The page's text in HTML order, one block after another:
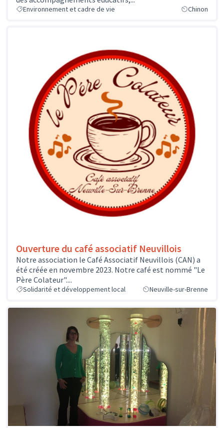
Environnement et cadre de vie Chinon
Ouverture du café associatif Neuvillois
Notre association le Café Associatif Neuvillois (CAN) a
été créée en novembre 2023. Notre café est nommé "Le
Père Colateur"....
Solidarité et développement local Neuville-sur-Brenne